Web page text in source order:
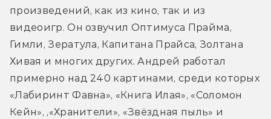
произведений, как из кино, так и из
видеоигр. Он озвучил Оптимуса Прайма,
Гимли, Зератула, Капитана Прайса, Золтана
Хивая и многих других. Андрей работал
примерно над 240 картинами, среди которых
«Лабиринт Фавна», «Книга Илая», «Соломон
Кейн», ,«Хранители», «Звёздная пыль» и